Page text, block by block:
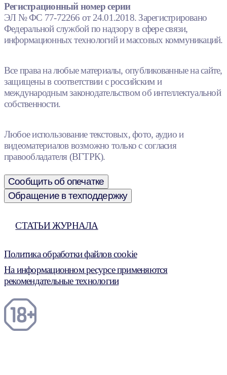
Регистрационный номер серии
ЭЛ № ФС 77-72266 от 24.01.2018. Зарегистрировано
Федеральной службой по надзору в сфере связи,
информационных технологий и массовых коммуникаций.
Все права на любые материалы, опубликованные на сайте,
защищены в соответствии с российским и
международным законодательством об интеллектуальной
собственности.
Любое использование текстовых, фото, аудио и
видеоматериалов возможно только с согласия
правообладателя (ВГТРК).
Сообщить об опечатке
Обращение в техподдержку
СТАТЬИ ЖУРНАЛА
Политика обработки файлов cookie
На информационном ресурсе применяются
рекомендательные технологии